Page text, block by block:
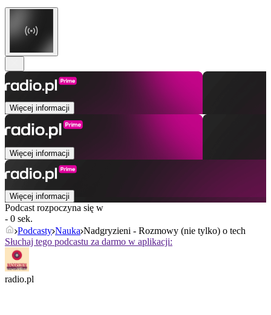
Więcej informacji
Więcej informacji
Więcej informacji
Podcast rozpoczyna się w
- 0 sek.
Podcasty Nauka Nadgryzieni - Rozmowy (nie tylko) o tech
Słuchaj tego podcastu za darmo w aplikacji:
radio.pl